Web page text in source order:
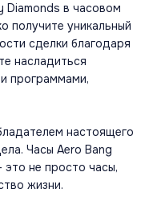
Diamonds в часовом
получите уникальный
сделки благодаря
насладиться
программами,
настоящего
Часы Aero Bang
это не просто часы,
жизни.